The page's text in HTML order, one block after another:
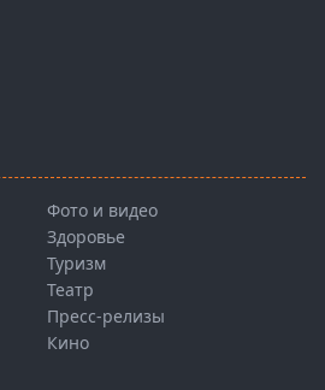
Фото и видео
Здоровье
Туризм
Театр
Пресс-релизы
Кино